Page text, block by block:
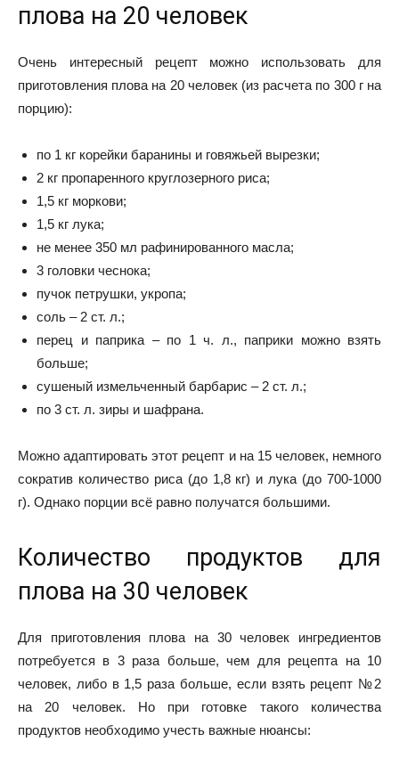
плова на 20 человек
Очень интересный рецепт можно использовать для
приготовления плова на 20 человек (из расчета по 300 г на
порцию):
по 1 кг корейки баранины и говяжьей вырезки;
2 кг пропаренного круглозерного риса;
1,5 кг моркови;
1,5 кг лука;
не менее 350 мл рафинированного масла;
3 головки чеснока;
пучок петрушки, укропа;
соль – 2 ст. л.;
перец и паприка – по 1 ч. л., паприки можно взять
больше;
сушеный измельченный барбарис – 2 ст. л.;
по 3 ст. л. зиры и шафрана.
Можно адаптировать этот рецепт и на 15 человек, немного
сократив количество риса (до 1,8 кг) и лука (до 700-1000
г). Однако порции всё равно получатся большими.
Количество продуктов для
плова на 30 человек
Для приготовления плова на 30 человек ингредиентов
потребуется в 3 раза больше, чем для рецепта на 10
человек, либо в 1,5 раза больше, если взять рецепт №2
на 20 человек. Но при готовке такого количества
продуктов необходимо учесть важные нюансы: